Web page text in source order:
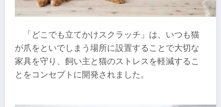
「どこでも立てかけスクラッチ」は、いつも猫
が爪をといでしまう場所に設置することで大切な
家具を守り、飼い主と猫のストレスを軽減するこ
とをコンセプトに開発されました。